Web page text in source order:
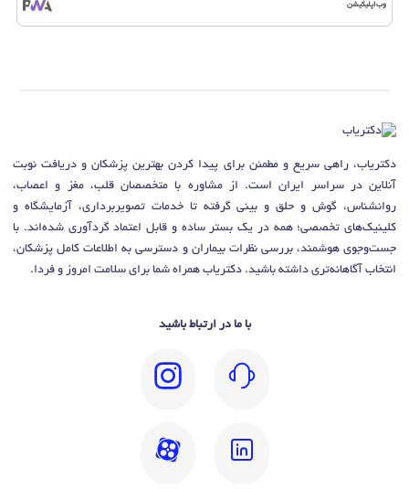
وب‌اپلیکیشن
دکتریاب، راهی سریع و مطمئن برای پیدا کردن بهترین پزشکان و دریافت نوبت
آنلاین در سراسر ایران است. از مشاوره با متخصصان قلب، مغز و اعصاب،
روانشناس، گوش و حلق و بینی گرفته تا خدمات تصویربرداری، آزمایشگاه و
کلینیک‌های تخصصی؛ همه در یک بستر ساده و قابل اعتماد گردآوری شده‌اند. با
جست‌وجوی هوشمند، بررسی نظرات بیماران و دسترسی به اطلاعات کامل پزشکان،
انتخاب آگاهانه‌تری داشته باشید. دکتریاب همراه شما برای سلامت امروز و فردا.
با ما در ارتباط باشید